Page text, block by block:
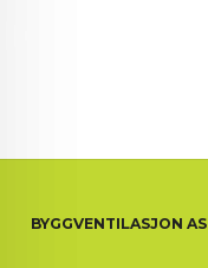
BYGGVENTILASJON AS